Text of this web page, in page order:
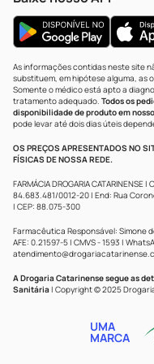
As informações contidas neste site
substituem, em hipótese alguma, as
Somente o médico está apto a
tratamento adequado. Todos os
disponibilidade de produto em
pode levar até dois dias úteis
OS PREÇOS APRESENTADOS NO
FÍSICAS DE NOSSA REDE.
FARMÁCIA DROGARIA
84.683.481/0012-20 | End: Rua
| CEP: 88.075-300
Farmacêutica Responsável: Simone
AFE: 0.21597-5 | CMVS - 1593 |
A Drogaria Catarinense segue as
Sanitária | Copyright © 2025
UMA
MARCA